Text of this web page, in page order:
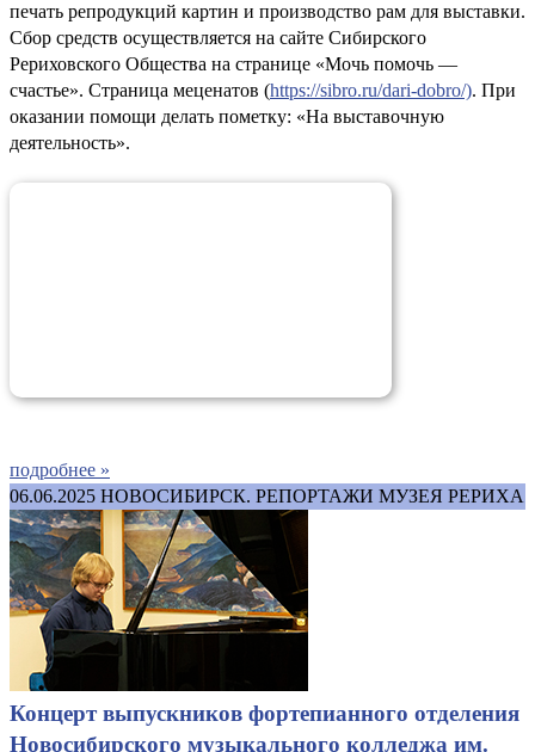
печать репродукций картин и производство рам для выставки.
Сбор средств осуществляется на сайте Сибирского
Рериховского Общества на странице «Мочь помочь —
счастье». Страница меценатов (https://sibro.ru/dari-dobro/). При
оказании помощи делать пометку: «На выставочную
деятельность».
подробнее »
06.06.2025 НОВОСИБИРСК. РЕПОРТАЖИ МУЗЕЯ РЕРИХА
Концерт выпускников фортепианного отделения
Новосибирского музыкального колледжа им.